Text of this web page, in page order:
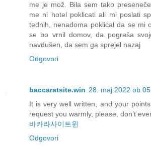
me je mož. Bila sem tako
me ni hotel poklicati ali mi poslati
tednih, nenadoma poklical da se mi
se bo vrnil domov, da pogreša
navdušen, da sem ga sprejel nazaj
Odgovori
baccaratsite.win 28. maj 2022 ob
It is very well written, and your
request you warmly, please, don’t
바카라사이트윈
Odgovori